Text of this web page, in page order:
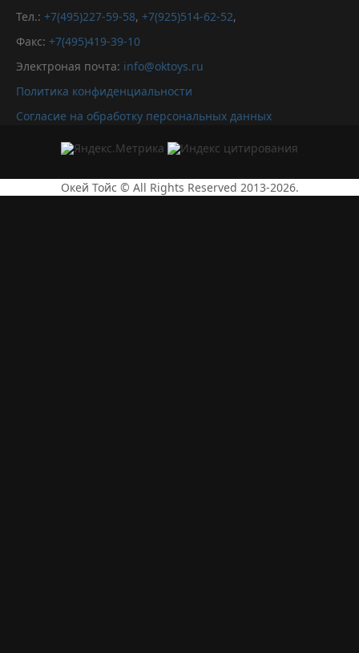
Тел.: +7(495)227-59-58, +7(925)514-62-52,
Факс: +7(495)419-39-10
Электроная почта: info@oktoys.ru
Политика конфиденциальности
Согласие на обработку персональных данных
Окей Тойс © All Rights Reserved 2013-2026.